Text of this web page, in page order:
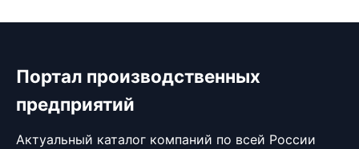
Портал производственных
предприятий
Актуальный каталог компаний по всей России